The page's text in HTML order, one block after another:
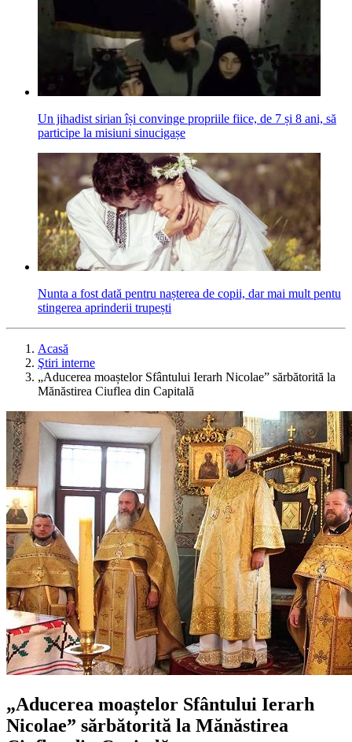
Un jihadist sirian își convinge propriile fiice, de 7 și 8 ani, să
participe la misiuni sinucigașe
Nunta a fost dată pentru nașterea de copii, dar mai mult pentu
stingerea aprinderii trupești
Acasă
Ştiri interne
„Aducerea moaștelor Sfântului Ierarh Nicolae” sărbătorită la
Mănăstirea Ciuflea din Capitală
„Aducerea moaștelor Sfântului Ierarh
Nicolae” sărbătorită la Mănăstirea